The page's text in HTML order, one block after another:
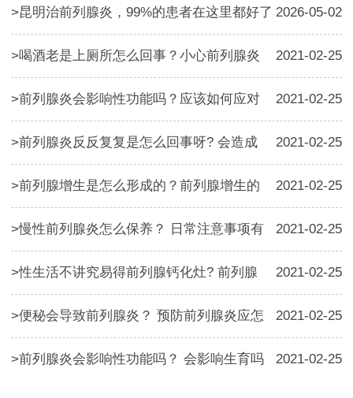
>昆明治前列腺炎，99%的患者在这里都好了 2026-05-02
>喝酒老是上厕所怎么回事？小心前列腺炎 2021-02-25
>前列腺炎会影响性功能吗？应该如何应对 2021-02-25
>前列腺炎反反复复是怎么回事呀? 会造成 2021-02-25
>前列腺增生是怎么形成的？前列腺增生的 2021-02-25
>慢性前列腺炎怎么保养？ 日常注意事项有 2021-02-25
>性生活不讲究易得前列腺钙化灶? 前列腺 2021-02-25
>便秘会导致前列腺炎？ 预防前列腺炎应怎 2021-02-25
>前列腺炎会影响性功能吗？ 会影响生育吗 2021-02-25